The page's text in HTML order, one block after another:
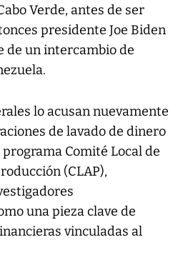
Verde, antes de ser
presidente Joe Biden
de un intercambio de
lo acusan nuevamente
de lavado de dinero
Comité Local de
(CLAP),
una pieza clave de
vinculadas al